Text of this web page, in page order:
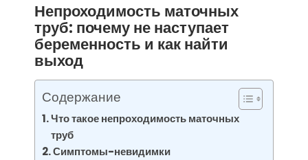
Непроходимость маточных
труб: почему не наступает
беременность и как найти
выход
Содержание
Что такое непроходимость маточных
труб
Симптомы-невидимки